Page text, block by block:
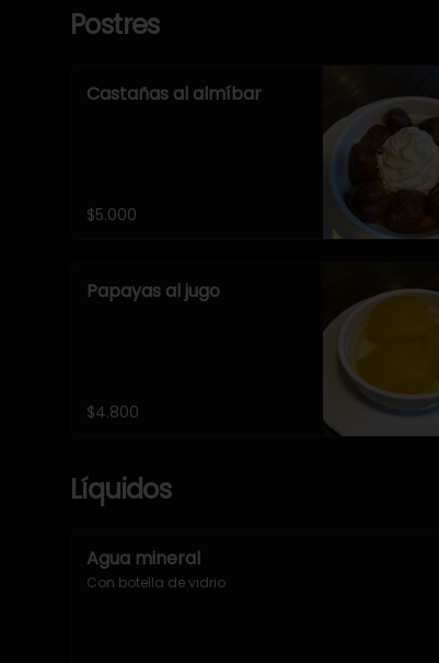
Postres
Castañas al almíbar
$5.000
Papayas al jugo
$4.800
Líquidos
Agua mineral
Con botella de vidrio